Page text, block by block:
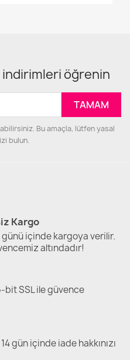
öğrenin
Bu amaçla, lütfen yasal
bulun.
Kargo
içinde kargoya verilir.
altındadır!
bit SSL ile güvence
gün içinde iade hakkınızı